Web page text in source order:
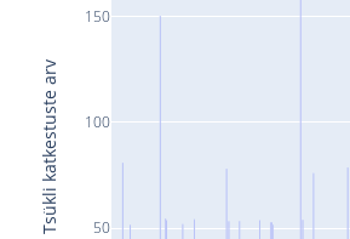
50
100
150
Tsükli katkestuste arv